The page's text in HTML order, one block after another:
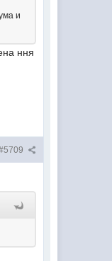
и
ння